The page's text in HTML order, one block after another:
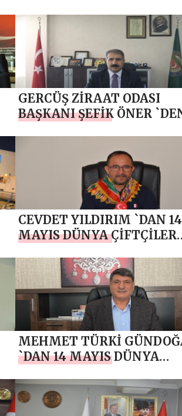
GERCÜŞ ZİRAAT ODASI
BAŞKANI ŞEFİK ÖNER
CEVDET YILDIRIM `DAN 14
MAYIS DÜNYA ÇİFTÇİLER
MEHMET TÜRKİ
`DAN 14 MAYIS DÜNYA